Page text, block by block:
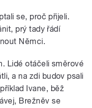
se, proč přijeli.
prý tady řádí
Němci.
Lidé otáčeli směrové
a na zdi budov psali
Ivane, běž
Brežněv se